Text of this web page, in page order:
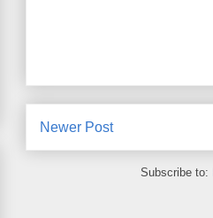
Newer Post
Subscribe to: